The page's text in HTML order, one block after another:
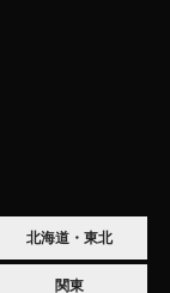
北海道・東北
関東